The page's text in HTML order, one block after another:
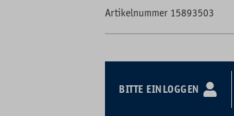
Artikelnummer 15893503
BITTE EINLOGGEN